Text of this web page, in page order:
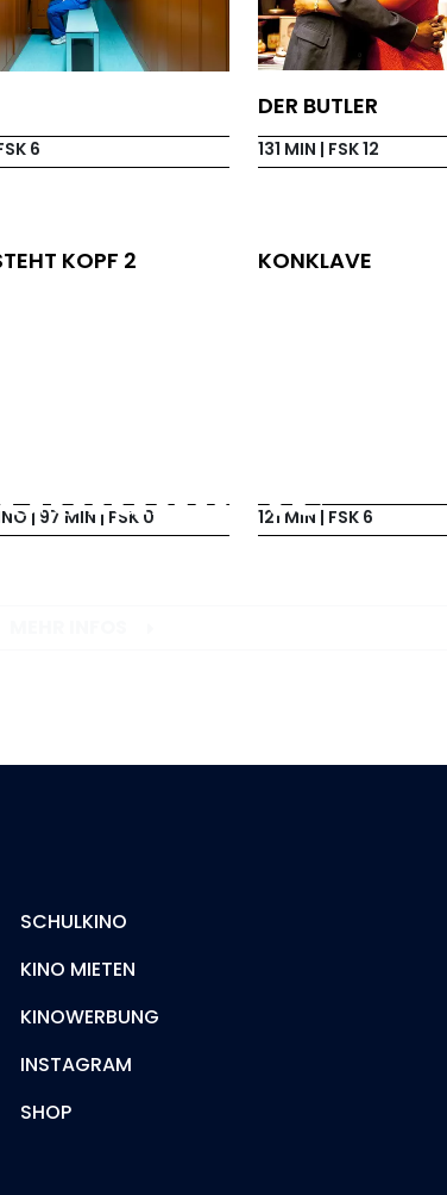
6
DER BUTLER
131 MIN | FSK 12
KOPF 2
| 97 MIN | FSK 0
KONKLAVE
121 MIN | FSK 6
SCHULKINO
KINO MIETEN
KINOWERBUNG
INSTAGRAM
SHOP